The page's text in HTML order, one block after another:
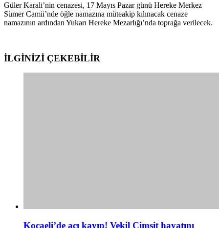
Güler Karali’nin cenazesi, 17 Mayıs Pazar günü Hereke Merkez
Sümer Camii’nde öğle namazına müteakip kılınacak cenaze
namazının ardından Yukarı Hereke Mezarlığı’nda toprağa verilecek.
İLGİNİZİ ÇEKEBİLİR
Kocaeli’de acı kayıp! Vekil Cimşit hayatını